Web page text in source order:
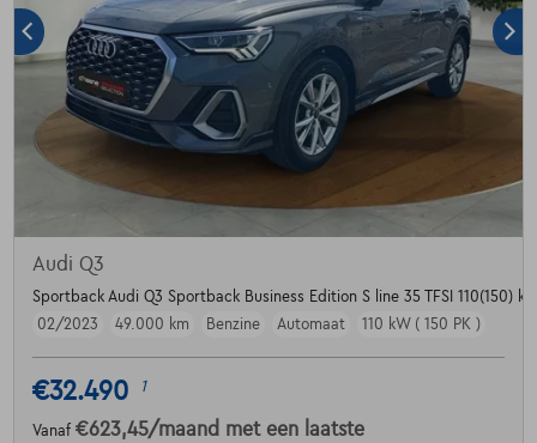
Audi Q3
Sportback Audi Q3 Sportback Business Edition S line 35 TFSI 110(150)
02/2023
49.000 km Benzine Automaat 110 kW ( 150 PK )
€32.490 1
Vanaf €623,45/maand met een laatste